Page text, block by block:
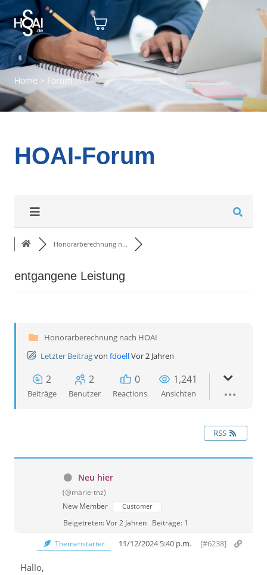
Home > Forum
HOAI-Forum
Honorarberechnung n...
entgangene Leistung
Honorarberechnung nach HOAI
Letzter Beitragvon fdoellVor 2 Jahren
2
Beiträge
2
Benutzer
0
Reactions
1,241
Ansichten
RSS
Neu hier
(@marie-tnz)
New Member
Customer
Beigetreten: Vor 2 Jahren Beiträge: 1
Themenstarter 11/12/2024 5:40 p.m. [#6238]
Hallo,